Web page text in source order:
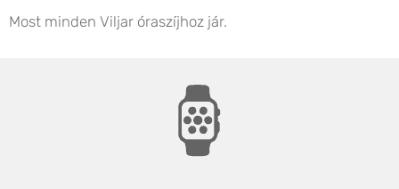
Most minden Viljar óraszíjhoz jár.